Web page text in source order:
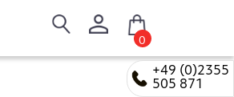
+49 (0)2355
505 871
0